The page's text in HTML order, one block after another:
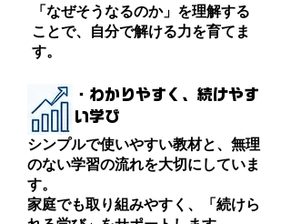
「なぜそうなるのか」を理解する
ことで、自分で解ける力を育てま
す。
・わかりやすく、続けやす
い学び
シンプルで使いやすい教材と、無理
のない学習の流れを大切にしていま
す。
家庭でも取り組みやすく、「続けら